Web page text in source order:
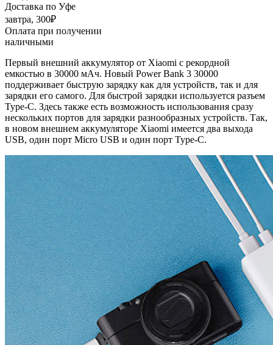
Доставка по Уфе
завтра, 300₽
Оплата при получении
наличными
Первый внешний аккумулятор от Xiaomi с рекордной
емкостью в 30000 мАч. Новый Power Bank 3 30000
поддерживает быструю зарядку как для устройств, так и для
зарядки его самого. Для быстрой зарядки используется разъем
Type-C. Здесь также есть возможность использования сразу
нескольких портов для зарядки разнообразных устройств. Так,
в новом внешнем аккумуляторе Xiaomi имеется два выхода
USB, один порт Micro USB и один порт Type-C.